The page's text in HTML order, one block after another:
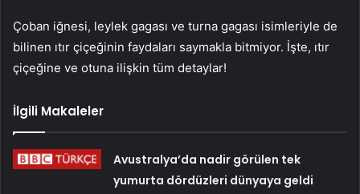
Çoban iğnesi, leylek gagası ve turna gagası isimleriyle de
bilinen ıtır çiçeğinin faydaları saymakla bitmiyor. İşte, ıtır
çiçeğine ve otuna ilişkin tüm detaylar!
İlgili Makaleler
Avustralya’da nadir görülen tek
yumurta dördüzleri dünyaya geldi